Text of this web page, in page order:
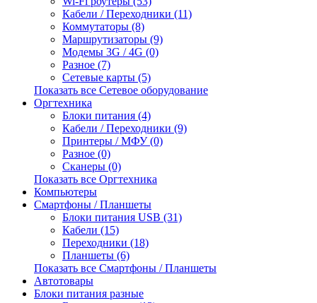
Кабели / Переходники (11)
Коммутаторы (8)
Маршрутизаторы (9)
Модемы 3G / 4G (0)
Разное (7)
Сетевые карты (5)
Показать все Сетевое оборудование
Оргтехника
Блоки питания (4)
Кабели / Переходники (9)
Принтеры / МФУ (0)
Разное (0)
Сканеры (0)
Показать все Оргтехника
Компьютеры
Смартфоны / Планшеты
Блоки питания USB (31)
Кабели (15)
Переходники (18)
Планшеты (6)
Показать все Смартфоны / Планшеты
Автотовары
Блоки питания разные